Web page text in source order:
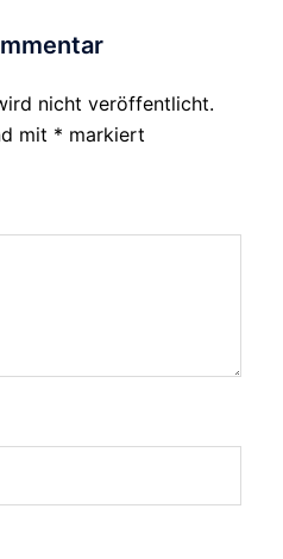
nicht veröffentlicht.
mit * markiert